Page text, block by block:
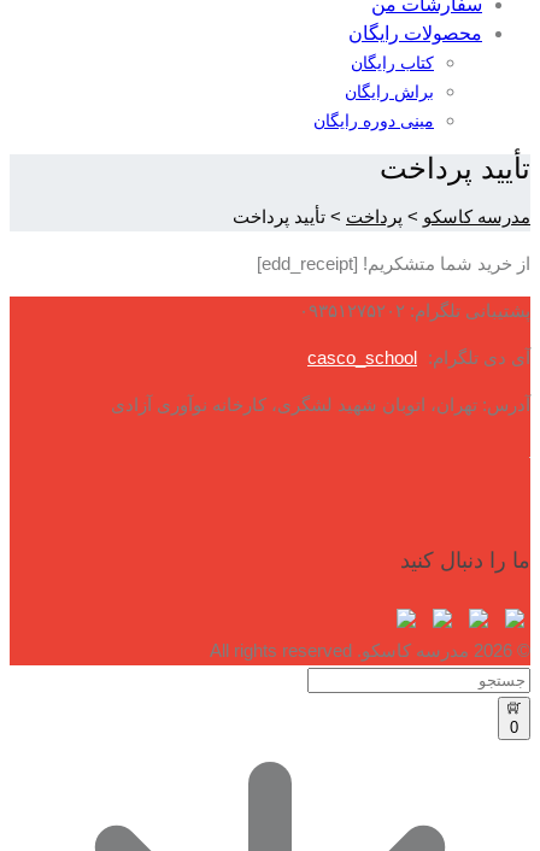
سفارشات من
محصولات رایگان
کتاب رایگان
براش رایگان
مینی دوره رایگان
تأیید پرداخت
مدرسه کاسکو > پرداخت > تأیید پرداخت
از خرید شما متشکریم! [edd_receipt]
پشتیبانی تلگرام: ۰۹۳۵۱۲۷۵۲۰۲
آی دی تلگرام: casco_school
آدرس: تهران، اتوبان شهید لشگری، کارخانه نوآوری آزادی
ما را دنبال کنید
© 2026 مدرسه کاسکو. All rights reserved
0